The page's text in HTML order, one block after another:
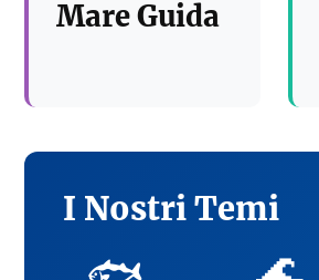
Mare Guida
I Nostri Temi